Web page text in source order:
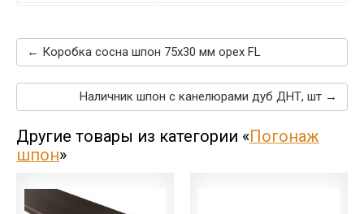
← Коробка сосна шпон 75х30 мм орех FL
Наличник шпон c канелюрами дуб ДНТ, шт →
Другие товары из категории «Погонаж
шпон»